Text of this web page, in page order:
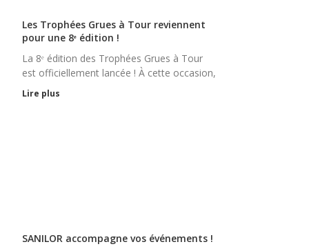
Les Trophées Grues à Tour reviennent
pour une 8ᵉ édition !
La 8ᵉ édition des Trophées Grues à Tour
est officiellement lancée ! À cette occasion,
Lire plus
SANILOR accompagne vos événements !